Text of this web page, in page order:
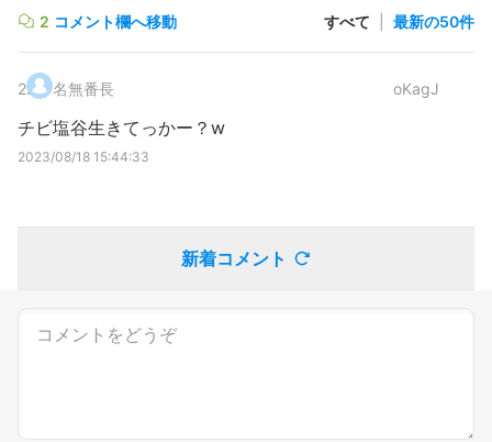
2 コメント欄へ移動 すべて 最新の50件
2. 名無番長 oKagJ
チビ塩谷生きてっかー？w
2023/08/18 15:44:33
新着コメント